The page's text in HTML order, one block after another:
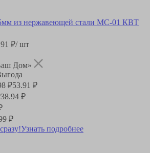
₽/ шт
Дом»
₽53.91 ₽
38.94 ₽
₽
Узнать подробнее